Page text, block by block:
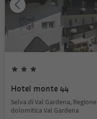
Hotel monte 44
Selva di Val Gardena, Regione
dolomitica Val Gardena